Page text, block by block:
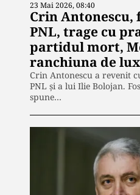
23 Mai 2026, 08:40
Crin
PNL, trage cu
partidul mort,
ranchiuna de lux
Crin Antonescu a revenit
PNL și a lui Ilie Bolojan.
spune…